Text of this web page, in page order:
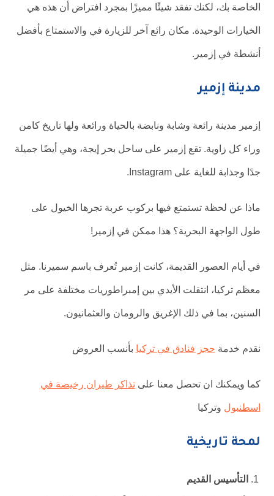
الخاصة بك، لكنك تفقد شيئًا مميزًا بمجرد افتراض أن هذه هي
الخيارات الوحيدة. مكان رائع آخر للزيارة في والاستمتاع بأفضل
أنشطة في إزمير.
مدينة إزمير
إزمير مدينة رائعة وشابة ونابضة بالحياة ورائعة ولها تاريخ كامن
وراء كل زاوية. تقع إزمير على ساحل بحر إيجة، وهي أيضًا جميلة
جدًا وجذابة للغاية على Instagram.
ماذا عن لحظة تستمتع فيها بركوب عربة تجرها الخيول على
طول الواجهة البحرية؟ هذا ممكن في إزمير!
في أيام العصور القديمة، كانت إزمير تُعرف باسم سميرنا. مثل
معظم تركيا، انتقلت الأيدي بين إمبراطوريات مختلفة على مر
السنين، بما في ذلك الإغريق والرومان والعثمانيون.
نقدم خدمة حجز فنادق في تركيابأنسب العروض
كما ويمكنك ان تحصل معنا على تذاكر طيران رخيصة في
اسطنبولوتركيا
لمحة تاريخية
التأسيس القديم